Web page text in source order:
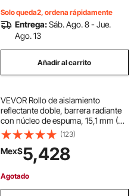
Solo queda2, ordena rápidamente
Entrega:Sáb. Ago. 8 - Jue.
Ago. 13
Añadir al carrito
VEVOR Rollo de aislamiento
reflectante doble, barrera radiante
con núcleo de espuma, 15,1 mm (48
pulgadas x 25 pies), lámina de
aluminio de doble cara, espuma
EPE, escudo reflectante de calor,
rollo de aislamiento térmico para
ventanas y techos de vehículos
recreativos.
(123)
Mex$5,428
Agotado